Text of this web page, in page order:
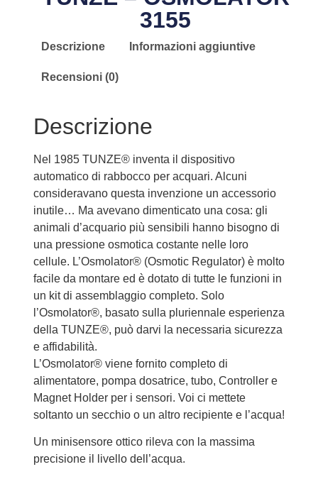
3155
Descrizione Informazioni aggiuntive
Recensioni (0)
Descrizione
Nel 1985 TUNZE® inventa il dispositivo
automatico di rabbocco per acquari. Alcuni
consideravano questa invenzione un accessorio
inutile… Ma avevano dimenticato una cosa: gli
animali d’acquario più sensibili hanno bisogno di
una pressione osmotica costante nelle loro
cellule. L’Osmolator® (Osmotic Regulator) è molto
facile da montare ed è dotato di tutte le funzioni in
un kit di assemblaggio completo. Solo
l’Osmolator®, basato sulla pluriennale esperienza
della TUNZE®, può darvi la necessaria sicurezza
e affidabilità.
L’Osmolator® viene fornito completo di
alimentatore, pompa dosatrice, tubo, Controller e
Magnet Holder per i sensori. Voi ci mettete
soltanto un secchio o un altro recipiente e l’acqua!
Un minisensore ottico rileva con la massima
precisione il livello dell’acqua.